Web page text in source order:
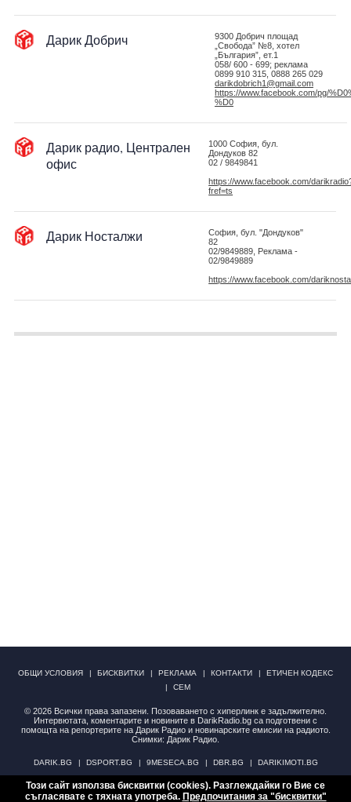
Дарик Добрич
9300 Добрич площад
„Свобода” №8, хотел
„България”, ет.1
058/ 600 - 699; реклама
0899 910 315, 0888 265 029
darikdobrich1@gmail.com
https://www.facebook.com/pg/
%D0
Дарик радио, Централен
офис
1000 София, бул.
Дондуков 82
02 / 9849841
https://www.facebook.com/
fref=ts
Дарик Носталжи
София, бул. "Дондуков"
82
02/9849889, Реклама -
02/9849889
https://www.facebook.com/
ОБЩИ УСЛОВИЯ БИСКВИТКИ РЕКЛАМА КОНТАКТИ
ЕТИЧЕН КОДЕКС
СЕМ
© 2026 Всички права запазени. Позоваването с хиперлинк е задължително.
Интервютата, коментарите и новините в DarikRadio.bg са подготвени с
помощта на репортерите на Дарик Радио и новинарските емисии на радиото.
Снимки: Дарик Радио.
DARIK.BG DSPORT.BG 9MESECA.BG DBR.BG DARIKIMOTI.BG
НОВИНИ АНКЕТИ
Този сайт използва бисквитки (cookies). Разглеждайки го Вие се
съгласявате с тяхната употреба. Предпочитания за "бисквитки"